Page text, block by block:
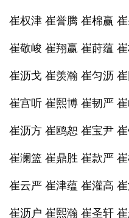
崔权津 崔誉腾 崔棉赢
崔敬峻 崔翔赢 崔莳蕴
崔沥戈 崔羡瀚 崔匀沥
崔宫听 崔熙博 崔韧严
崔沥方 崔鸥恕 崔宝尹
崔澜篮 崔鼎胜 崔款严
崔云严 崔津蕴 崔灌高
崔沥户 崔熙瀚 崔圣轩